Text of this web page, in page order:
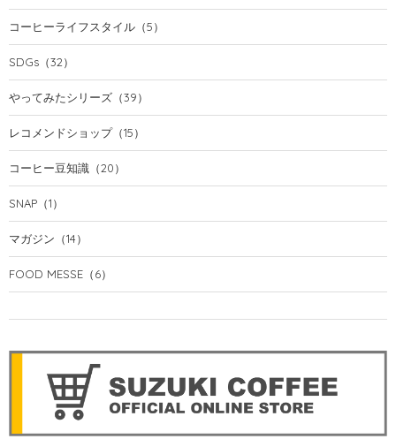
コーヒーライフスタイル （5）
SDGs （32）
やってみたシリーズ （39）
レコメンドショップ（15）
コーヒー豆知識 （20）
SNAP （1）
マガジン （14）
FOOD MESSE （6）